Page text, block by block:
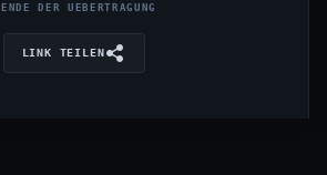
ENDE DER UEBERTRAGUNG
LINK TEILEN